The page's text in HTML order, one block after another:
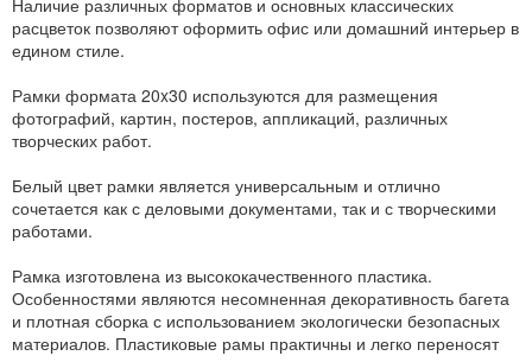
Наличие различных форматов и основных классических
расцветок позволяют оформить офис или домашний интерьер в
едином стиле.
Рамки формата 20x30 используются для размещения
фотографий, картин, постеров, аппликаций, различных
творческих работ.
Белый цвет рамки является универсальным и отлично
сочетается как с деловыми документами, так и с творческими
работами.
Рамка изготовлена из высококачественного пластика.
Особенностями являются несомненная декоративность багета
и плотная сборка с использованием экологически безопасных
материалов. Пластиковые рамы практичны и легко переносят